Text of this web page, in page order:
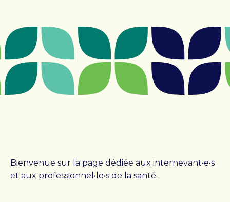
CENTRE DE JOUR
Centre de jour
Admission
Clinique ambulatoire de Pallia-Vie
La Fondation
Campagne majeure de financement
Bienvenue sur la page dédiée aux internevant•e•s
et aux professionnel•le•s de la santé.